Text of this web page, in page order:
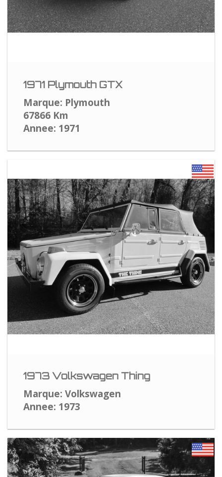
1971 Plymouth GTX
Marque: Plymouth
67866 Km
Annee: 1971
1973 Volkswagen Thing
Marque: Volkswagen
Annee: 1973